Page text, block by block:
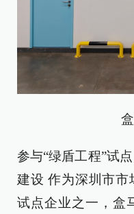
参与“绿盾工程”试
建设 作为深圳市市
试点企业之一，盒